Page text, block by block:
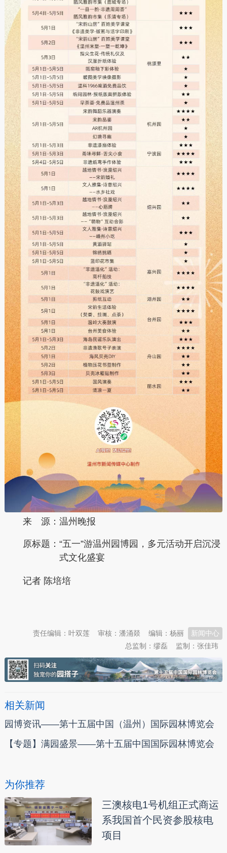
来 源：温州晚报
原标题： “五一”游温州园博园，多元活动开启沉浸
式文化盛宴
记者 陈培培
新闻中心
编辑：杨丽
审核：潘涌燚
责任编辑：叶双莲
监制：张佳玮
总监制：缪磊
相关新闻
园博资讯——第十五届中国（温州）国际园林博览会
【专题】满园盛景——第十五届中国国际园林博览会
为你推荐
三澳核电1号机组正式商运
系我国首个民资参股核电
项目